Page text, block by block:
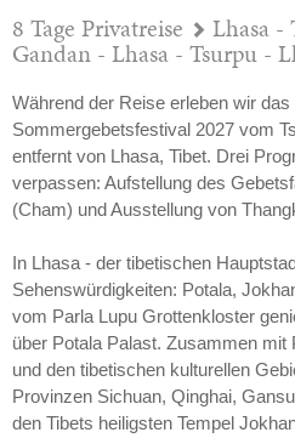
8 Tage Privatreise Lhasa -
Gandan - Lhasa - Tsurpu -
Während der Reise erleben wir das
Sommergebetsfestival 2027 vom
entfernt von Lhasa, Tibet. Drei
verpassen: Aufstellung des
(Cham) und Ausstellung von
In Lhasa - der tibetischen
Sehenswürdigkeiten: Potala,
vom Parla Lupu Grottenkloster
über Potala Palast. Zusammen mit
und den tibetischen kulturellen
Provinzen Sichuan, Qinghai,
den Tibets heiligsten Tempel